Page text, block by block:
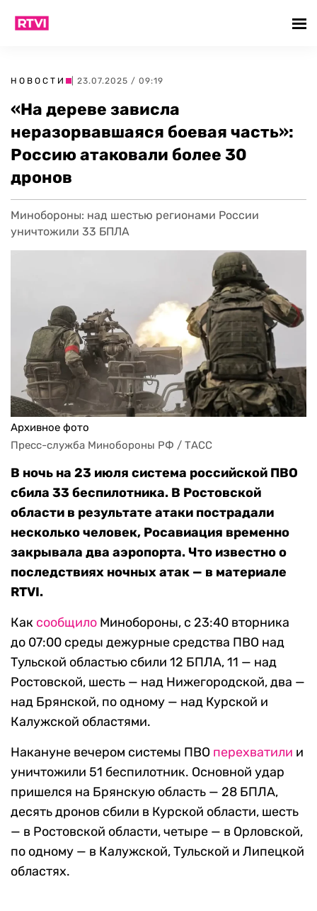
НОВОСТИ | 23.07.2025 / 09:19
«На дереве зависла
неразорвавшаяся боевая часть»:
Россию атаковали более 30
дронов
Минобороны: над шестью регионами России
уничтожили 33 БПЛА
Архивное фото
Пресс-служба Минобороны РФ / ТАСС
В ночь на 23 июля система российской ПВО
сбила 33 беспилотника. В Ростовской
области в результате атаки пострадали
несколько человек, Росавиация временно
закрывала два аэропорта. Что известно о
последствиях ночных атак — в материале
RTVI.
Как сообщило Минобороны, с 23:40 вторника
до 07:00 среды дежурные средства ПВО над
Тульской областью сбили 12 БПЛА, 11 — над
Ростовской, шесть — над Нижегородской, два —
над Брянской, по одному — над Курской и
Калужской областями.
Накануне вечером системы ПВО перехватили и
уничтожили 51 беспилотник. Основной удар
пришелся на Брянскую область — 28 БПЛА,
десять дронов сбили в Курской области, шесть
— в Ростовской области, четыре — в Орловской,
по одному — в Калужской, Тульской и Липецкой
областях.